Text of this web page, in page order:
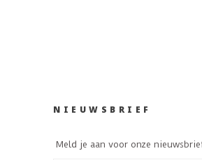
NIEUWSBRIEF
Meld je aan voor onze